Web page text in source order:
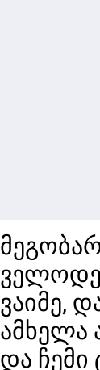
ვაიმე,
ამხელა
და ჩემი